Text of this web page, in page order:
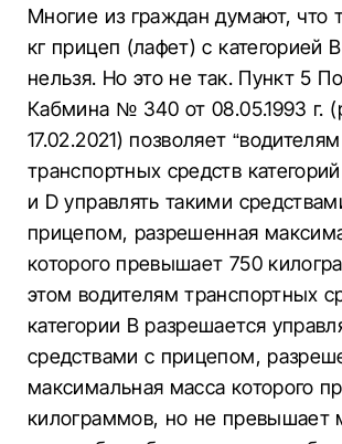
Многие из граждан думают, что
кг прицеп (лафет) с категорией
нельзя. Но это не так. Пункт 5
Кабмина № 340 от 08.05.1993 г.
17.02.2021) позволяет “водителям
транспортных средств
и D управлять такими
прицепом, разрешенная
которого превышает 750
этом водителям транспортных
категории В разрешается
средствами с прицепом,
максимальная масса которого
килограммов, но не превышает